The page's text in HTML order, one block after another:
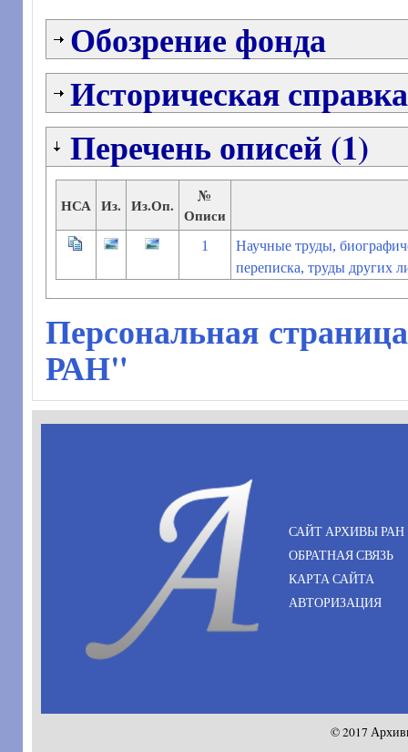
Обозрение фонда
Историческая справка
Перечень описей (1)
НСА Из. Из.Оп.
№
Описи
1
Научные труды,
переписка, труды других
Персональная
РАН"
САЙТ АРХИВЫ РАН
ОБРАТНАЯ СВЯЗЬ
КАРТА САЙТА
АВТОРИЗАЦИЯ
© 2017